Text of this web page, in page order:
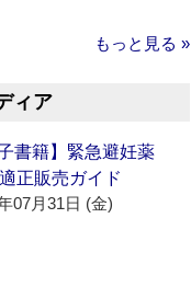
もっと見る »
ィア
子書籍】緊急避妊薬
正販売ガイド
07月31日 (金)